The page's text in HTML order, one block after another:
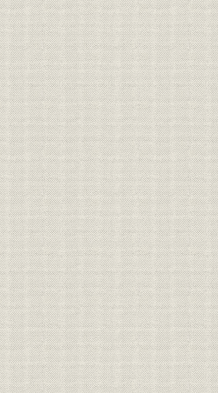
関係会社;財務・業績
事 (7)投資顧問 (8)YICM (9)ユニ
ベン (10)ツーリスト (11)エンタ
ー (12)総合ファイナンス
56期~58期
関係会社;財務・業績
関連会社の業績 参考 ベンチャー
キャピタルの業績
1984年(昭
手数料 受入手数料 計画と実績
1972年(昭
(昭和59年
手数料 受入手数料 実績の本部別数値
1972年(
(昭和59年
株式;販売 東証株式売買高4社シェア推移
1971年(昭
(昭和60年
有価証券;業界
4社保護預り有価証券残高の推
移
1971年(昭
(昭和60年
株式;業界
株式の引受・売出および募集・
売出の取扱い状況
1971年(
(昭和57年
債券;シェア 公社債引受4社シェア
1972年(
年)